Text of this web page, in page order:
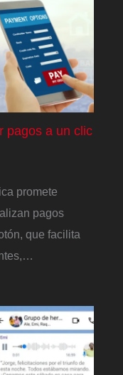
pagos a un clic
promete
pagos
que facilita